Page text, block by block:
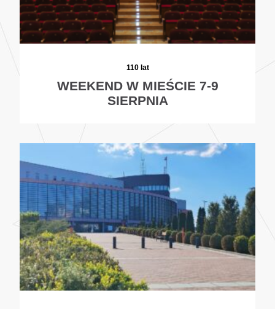
110 lat
WEEKEND W MIEŚCIE 7-9
SIERPNIA